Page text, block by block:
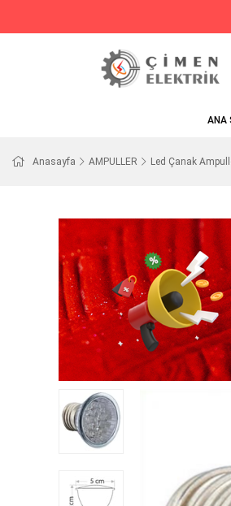
ANA
Anasayfa AMPULLER Led Çanak